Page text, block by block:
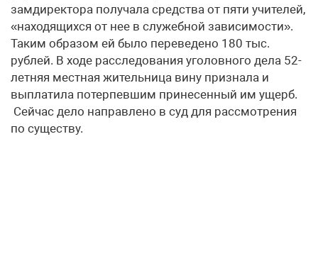
замдиректора получала средства от пяти учителей,
«находящихся от нее в служебной зависимости».
Таким образом ей было переведено 180 тыс.
рублей. В ходе расследования уголовного дела 52-
летняя местная жительница вину признала и
выплатила потерпевшим принесенный им ущерб.
Сейчас дело направлено в суд для рассмотрения
по существу.